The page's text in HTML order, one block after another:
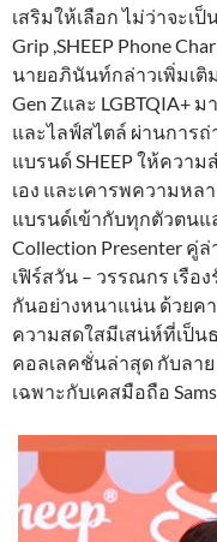
เสริมให้เลือก ไม่ว่าจะเป็
Grip ,SHEEP Phone
นายอภินันท์กล่าวเพิ่มเติ
Gen Zและ LGBTQIA+
และไลฟ์สไตล์ ผ่านการ
แบรนด์ SHEEP ให้ควา
เอง และเคารพความหล
แบรนด์เข้ากับทุกตัวตนแ
Collection Presenter คู่
เฟิร์สวัน – วรรณกร เรื
กันอย่างหนาแน่น ด้วยค
ความสดใสมีเสน่ห์ที่เป็น
คอลเลคชั่นล่าสุด กับลาย
เฉพาะกับเคสมือถือ